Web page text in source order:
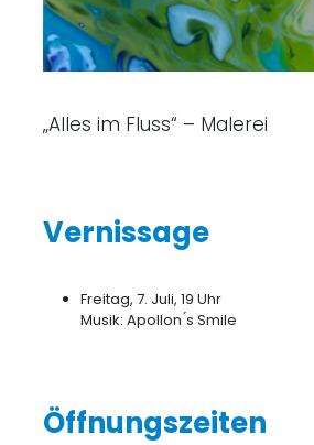
„Alles im Fluss“ – Malerei
Vernissage
Freitag, 7. Juli, 19 Uhr
Musik: Apollon ́s Smile
Öffnungszeiten